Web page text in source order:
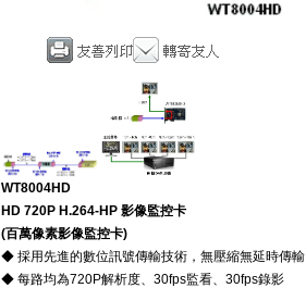
WT8004HD
HD 720P H.264-HP 影像監控卡
(百萬像素影像監控卡)
◆ 採用先進的數位訊號傳輸技術，無壓縮無延時傳
◆ 每路均為720P解析度、30fps監看、30fps錄影